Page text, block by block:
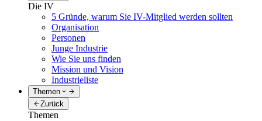
Die IV
5 Gründe, warum Sie IV-Mitglied werden sollten
Organisation
Personen
Junge Industrie
Wie Sie uns finden
Mission und Vision
Industrieliste
Themen
Zurück
Themen